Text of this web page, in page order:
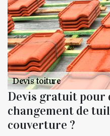
Devis gratuit pour
changement de
couverture ?